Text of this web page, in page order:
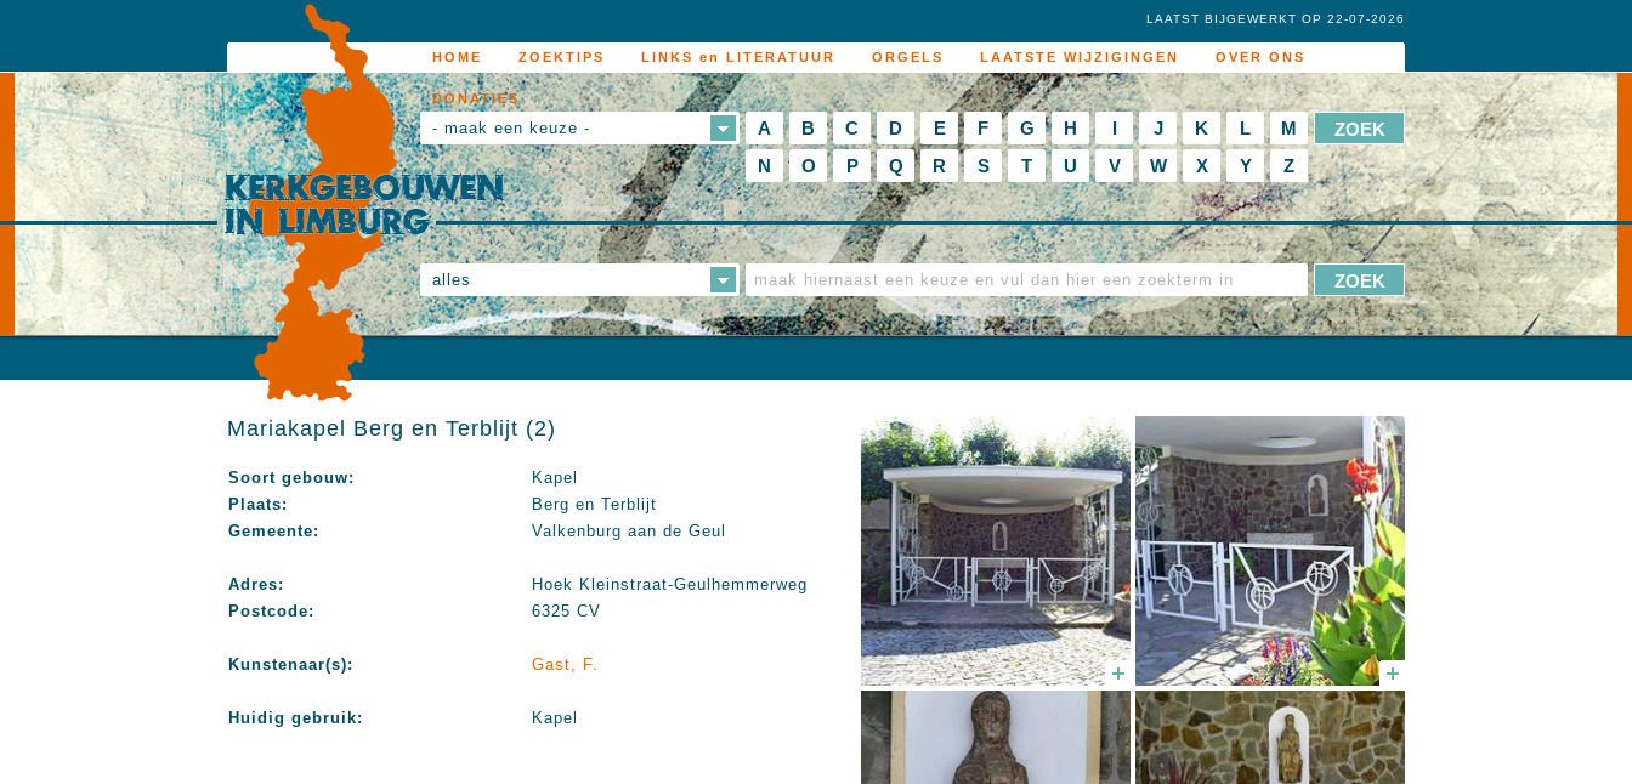
HOME ZOEKTIPS LINKS en LITERATUUR ORGELS LAATSTE WIJZIGINGEN OVER ONS
DONATIES
LAATST BIJGEWERKT OP 22-07-2026
- maak een keuze - A B C D E F G H I J K L
M
N
O P Q R S T U V W X Y Z
alles
Mariakapel Berg en Terblijt (2)
Soort gebouw:
Kapel
Plaats:
Berg en Terblijt
Gemeente:
Valkenburg aan de Geul
Adres:
Hoek Kleinstraat-Geulhemmerweg
Postcode:
6325 CV
Kunstenaar(s): Gast, F.
Huidig gebruik: Kapel